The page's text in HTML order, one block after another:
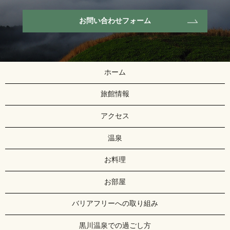
お問い合わせフォーム
ホーム
旅館情報
アクセス
温泉
お料理
お部屋
バリアフリーへの取り組み
黒川温泉での過ごし方